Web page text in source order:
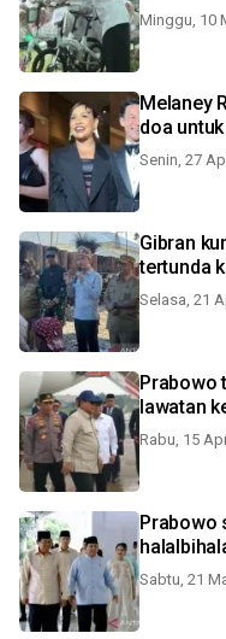
Minggu, 10
Melaney
doa
Senin, 27
Gibran
tertunda
Selasa, 21
Prabowo
lawatan
Rabu, 15
Prabowo
Sabtu, 21